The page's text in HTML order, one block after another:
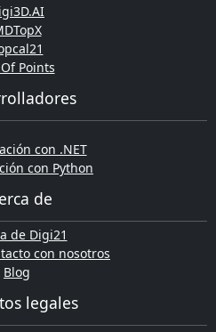
Points
con .NET
con Python
de
de Digi21
con nosotros
Blog
legales